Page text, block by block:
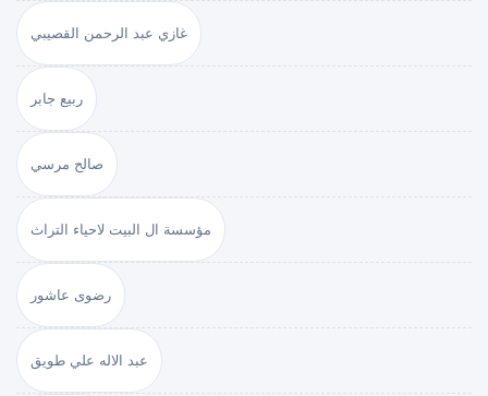
غازي عبد الرحمن القصيبي
ربيع جابر
صالح مرسي
مؤسسة ال البيت لاحياء التراث
رضوى عاشور
عبد الاله علي طويق